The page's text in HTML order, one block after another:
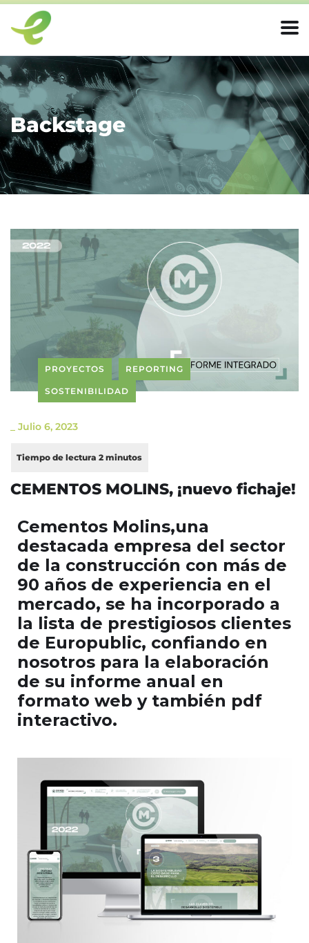
Backstage
PROYECTOS REPORTING
SOSTENIBILIDAD
Julio 6, 2023
CEMENTOS MOLINS, ¡nuevo fichaje!
Cementos Molins,una
destacada empresa del sector
de la construcción con más de
90 años de experiencia en el
mercado, se ha incorporado a
la lista de prestigiosos clientes
de Europublic, confiando en
nosotros para la elaboración
de su informe anual en
formato web y también pdf
interactivo.